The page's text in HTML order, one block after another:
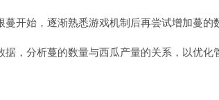
开始，逐渐熟悉游戏机制后再尝试增加蔓的
，分析蔓的数量与西瓜产量的关系，以优化